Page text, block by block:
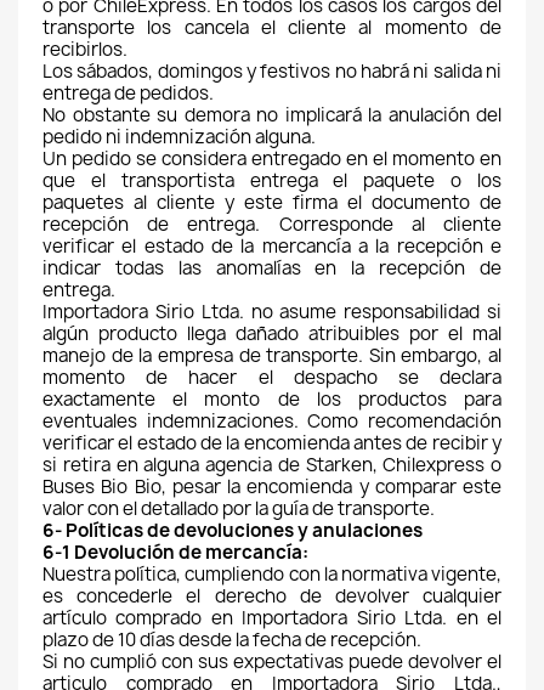
o por ChileExpress. En todos los casos los cargos del
transporte los cancela el cliente al momento de
recibirlos.
Los sábados, domingos y festivos no habrá ni salida ni
entrega de pedidos.
No obstante su demora no implicará la anulación del
pedido ni indemnización alguna.
Un pedido se considera entregado en el momento en
que el transportista entrega el paquete o los
paquetes al cliente y este firma el documento de
recepción de entrega. Corresponde al cliente
verificar el estado de la mercancía a la recepción e
indicar todas las anomalías en la recepción de
entrega.
Importadora Sirio Ltda. no asume responsabilidad si
algún producto llega dañado atribuibles por el mal
manejo de la empresa de transporte. Sin embargo, al
momento de hacer el despacho se declara
exactamente el monto de los productos para
eventuales indemnizaciones. Como recomendación
verificar el estado de la encomienda antes de recibir y
si retira en alguna agencia de Starken, Chilexpress o
Buses Bio Bio, pesar la encomienda y comparar este
valor con el detallado por la guía de transporte.
6- Políticas de devoluciones y anulaciones
6-1 Devolución de mercancía:
Nuestra política, cumpliendo con la normativa vigente,
es concederle el derecho de devolver cualquier
artículo comprado en Importadora Sirio Ltda. en el
plazo de 10 días desde la fecha de recepción.
Si no cumplió con sus expectativas puede devolver el
articulo comprado en Importadora Sirio Ltda.,